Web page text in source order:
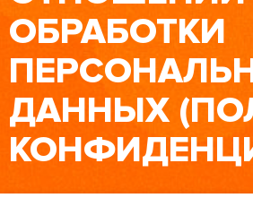
ОБРАБОТКИ
ДАННЫХ